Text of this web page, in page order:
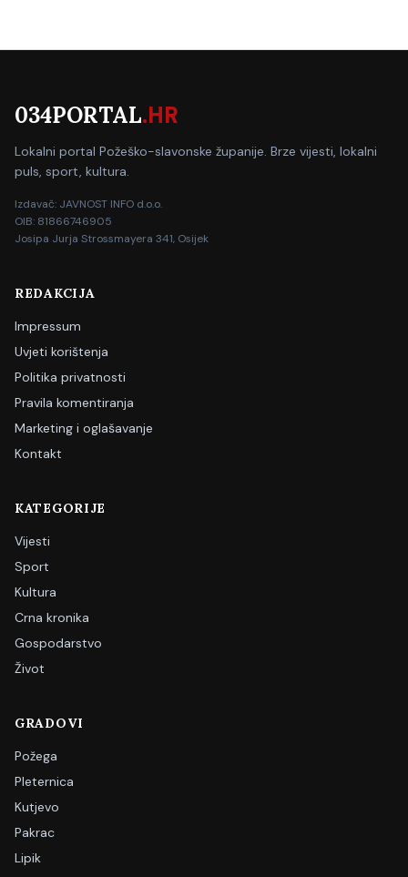
034PORTAL.HR
Lokalni portal Požeško-slavonske županije. Brze vijesti, lokalni
puls, sport, kultura.
Izdavač: JAVNOST INFO d.o.o.
OIB: 81866746905
Josipa Jurja Strossmayera 341, Osijek
REDAKCIJA
Impressum
Uvjeti korištenja
Politika privatnosti
Pravila komentiranja
Marketing i oglašavanje
Kontakt
KATEGORIJE
Vijesti
Sport
Kultura
Crna kronika
Gospodarstvo
Život
GRADOVI
Požega
Pleternica
Kutjevo
Pakrac
Lipik